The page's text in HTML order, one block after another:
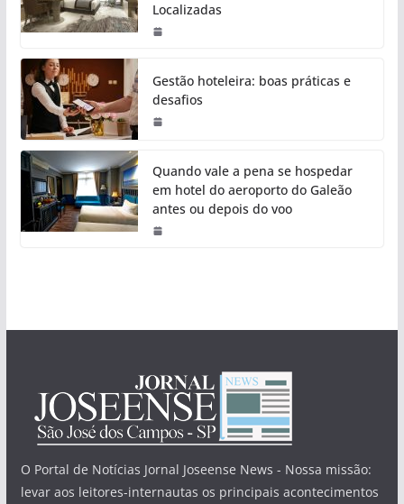
Localizadas
Gestão hoteleira: boas práticas e
desafios
Quando vale a pena se hospedar
em hotel do aeroporto do Galeão
antes ou depois do voo
O Portal de Notícias Jornal Joseense News - Nossa missão:
levar aos leitores-internautas os principais acontecimentos